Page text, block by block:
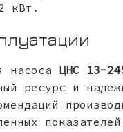
кВт.
насоса ЦНС 13-
ресурс и
показателей